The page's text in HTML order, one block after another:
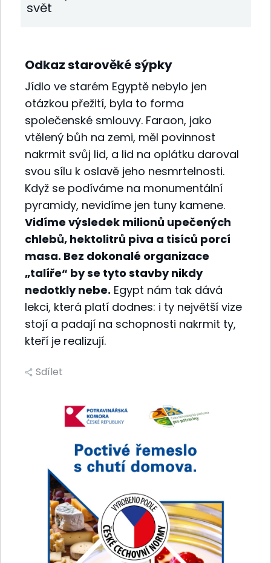
svět
Odkaz starověké sýpky
Jídlo ve starém Egyptě nebylo jen
otázkou přežití, byla to forma
společenské smlouvy. Faraon, jako
vtělený bůh na zemi, měl povinnost
nakrmit svůj lid, a lid na oplátku daroval
svou sílu k oslavě jeho nesmrtelnosti.
Když se podíváme na monumentální
pyramidy, nevidíme jen tuny kamene.
Vidíme výsledek milionů upečených
chlebů, hektolitrů piva a tisíců porcí
masa. Bez dokonalé organizace
„talíře“ by se tyto stavby nikdy
nedotkly nebe. Egypt nám tak dává
lekci, která platí dodnes: i ty největší vize
stojí a padají na schopnosti nakrmit ty,
kteří je realizují.
Sdílet